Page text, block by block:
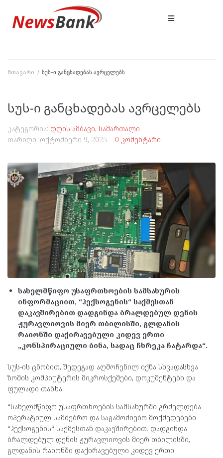
მთავარი / სუს-ი განცხადებას ავრცელებს
სუს-ი განცხადებას ავრცელებს
კატეგორია: დღის ამბავი, სამართალი
თარიღი: ოქტომბერი 9, 2025 0 კომენტარი
სახელმწიფო უსაფრთხოების სამსახურის
ინფორმაციით, “ჰექსოგენის“ საქმესთან
დაკავშირებით დადგინდა ბრალდებულ დენის
ჟურავლიოვის მიერ თბილისში, გლდანის
რაიონში დაქირავებული კიდევ ერთი
„კონსპირაციული ბინა, სადაც ჩხრეკა ჩატარდა“.
სუს-ის ცნობით, შედეგად აღმოჩენილ იქნა სხვადასხვა
ზომის კომპიუტერის მიკროსქემები, დოკუმენტები და
ფულადი თანხა.
“სახელმწიფო უსაფრთხოების სამსახურში გრძელდება
ოპერატიულ-სამძებრო და საგამოძიებო მოქმედებები
“ჰექსოგენის“ საქმესთან დაკავშირებით. დადგინდა
ბრალდებულ დენის ჟურავლიოვის მიერ თბილისში,
გლდანის რაიონში დაქირავებული კიდევ ერთი